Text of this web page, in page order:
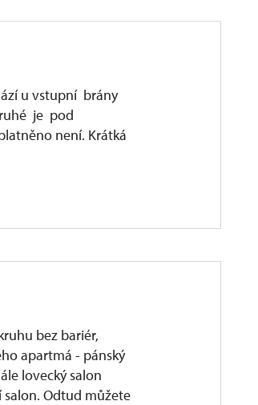
u vstupní brány
je pod
není. Krátká
bez bariér,
apartmá - pánský
lovecký salon
Odtud můžete